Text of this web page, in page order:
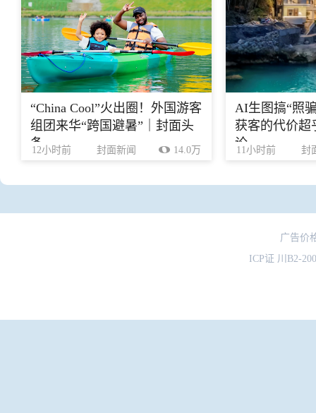
“China Cool”火出圈！外国游客
组团来华“跨国避暑”｜封面头
条
12小时前 封面新闻 14.0万
AI生图搞“照
获客的代价超
论
11小时前 封
广告价
ICP证 川B2-